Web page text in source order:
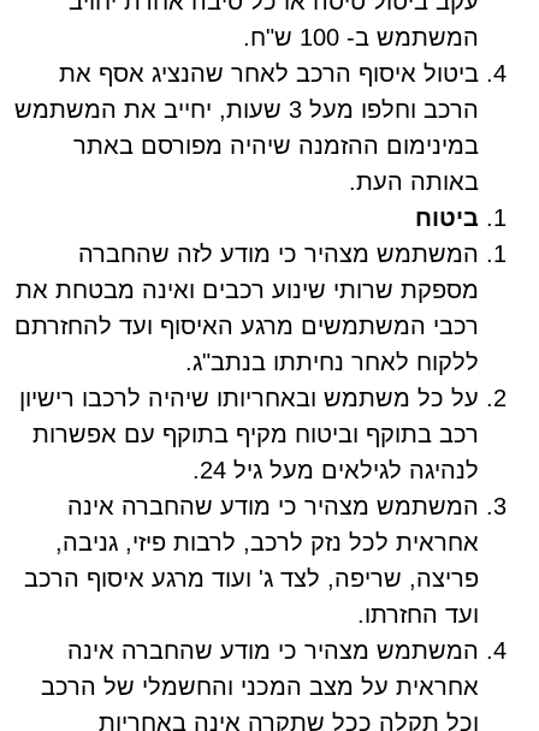
המשתמש ב- 100 ש"ח.
ביטול איסוף הרכב לאחר שהנציג אסף את
הרכב וחלפו מעל 3 שעות, יחייב את המשתמש
במינימום ההזמנה שיהיה מפורסם באתר
באותה העת.
ביטוח
המשתמש מצהיר כי מודע לזה שהחברה
מספקת שרותי שינוע רכבים ואינה מבטחת את
רכבי המשתמשים מרגע האיסוף ועד להחזרתם
ללקוח לאחר נחיתתו בנתב"ג.
על כל משתמש ובאחריותו שיהיה לרכבו רישיון
רכב בתוקף וביטוח מקיף בתוקף עם אפשרות
לנהיגה לגילאים מעל גיל 24.
המשתמש מצהיר כי מודע שהחברה אינה
אחראית לכל נזק לרכב, לרבות פיזי, גניבה,
פריצה, שריפה, לצד ג' ועוד מרגע איסוף הרכב
ועד החזרתו.
המשתמש מצהיר כי מודע שהחברה אינה
אחראית על מצב המכני והחשמלי של הרכב
וכל תקלה ככל שתקרה אינה באחריות